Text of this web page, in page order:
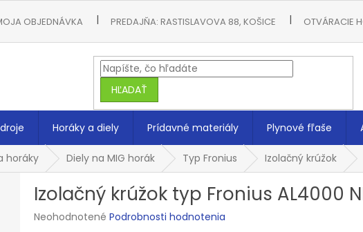
OBJEDNÁVKA PREDAJŇA: RASTISLAVOVA 88, KOŠICE OTVÁRACIE
HĽADAŤ
Horáky a diely Prídavné materiály Plynové fľaše
horáky Diely na MIG horák Typ Fronius Izolačný krúžok
Izolačný krúžok typ Fronius AL4000
Priemerné
Neohodnotené Podrobnosti hodnotenia